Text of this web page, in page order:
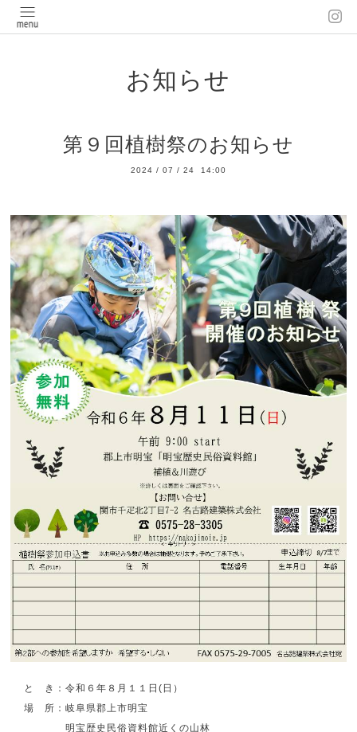
お知らせ
第９回植樹祭のお知らせ
2024 / 07 / 24 14:00
と き：令和６年８月１１日(日）
場 所：岐阜県郡上市明宝
明宝歴史民俗資料館近くの山林